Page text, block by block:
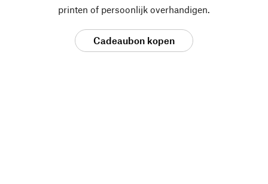
printen of persoonlijk overhandigen.
Cadeaubon kopen